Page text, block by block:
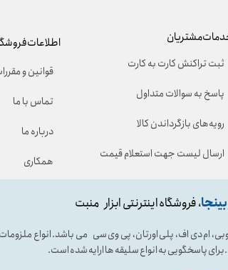
، فروشگاه اینترنتی ابزار منبت
چوبی، ام دی اف، پلی اورتان، پی وی سی می باشد. انواع
پاسخگویی به انواع سلیقه ها ارایه شده است.
مشتریان
ثبت تراکنش کارت به کارت
پاسخ به سوالات متداول
رویه‌های بازگرداندن کالا
ارسال لیست جهت استعلام قیمت
اطلاعات
قوانین و
تماس با ما
درباره ما
همکاری